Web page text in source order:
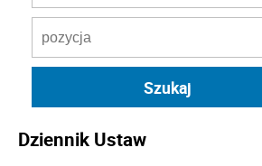
Dziennik Ustaw